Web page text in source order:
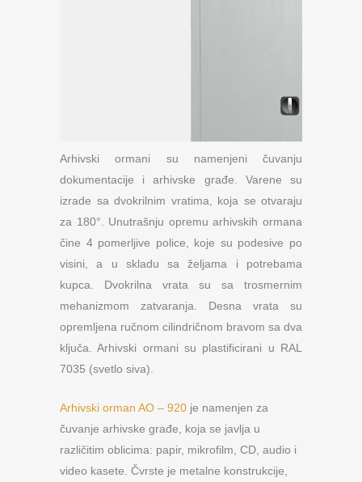
Arhivski ormani su namenjeni čuvanju
dokumentacije i arhivske građe. Varene su
izrade sa dvokrilnim vratima, koja se otvaraju
za 180°. Unutrašnju opremu arhivskih ormana
čine 4 pomerljive police, koje su podesive po
visini, a u skladu sa željama i potrebama
kupca. Dvokrilna vrata su sa trosmernim
mehanizmom zatvaranja. Desna vrata su
opremljena ručnom cilindričnom bravom sa dva
ključa. Arhivski ormani su plastificirani u RAL
7035 (svetlo siva).
Arhivski orman AO – 920 je namenjen za
čuvanje arhivske građe, koja se javlja u
različitim oblicima: papir, mikrofilm, CD, audio i
video kasete. Čvrste je metalne konstrukcije,